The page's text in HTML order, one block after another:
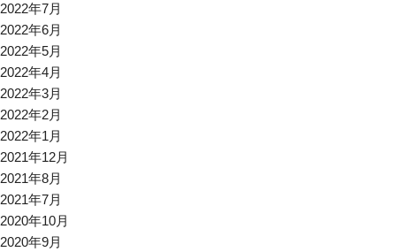
2022年7月
2022年6月
2022年5月
2022年4月
2022年3月
2022年2月
2022年1月
2021年12月
2021年8月
2021年7月
2020年10月
2020年9月